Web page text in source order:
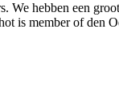
We hebben een
is member of den